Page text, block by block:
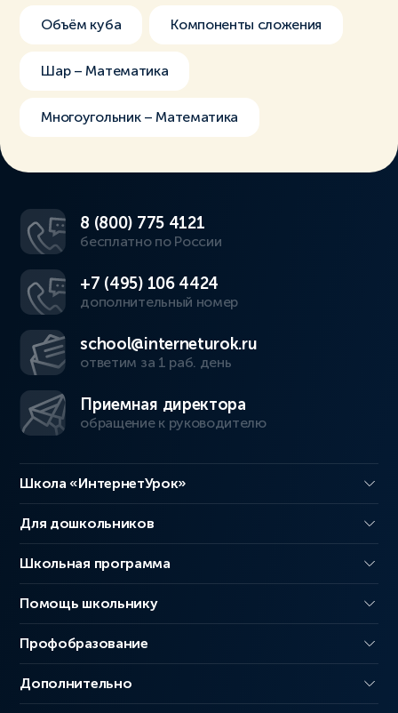
Объём куба Компоненты сложения
Шар – Математика
Многоугольник – Математика
8 (800) 775 4121
бесплатно по России
+7 (495) 106 4424
дополнительный номер
school@interneturok.ru
ответим за 1 раб. день
Приемная директора
обращение к руководителю
Школа «ИнтернетУрок»
Для дошкольников
Школьная программа
Помощь школьнику
Профобразование
Дополнительно